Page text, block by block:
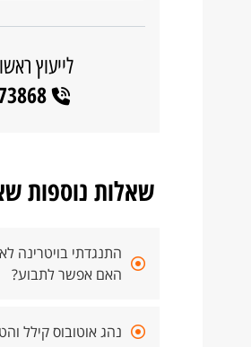
לייעוץ
077-9973868
שאלות נוספות
התנגדתי בויטרינה
האם אפשר לתבוע?
נהג אוטובוס קילל